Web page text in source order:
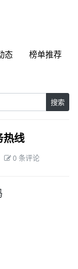
态
榜单推荐
搜索
热线
0 条评论